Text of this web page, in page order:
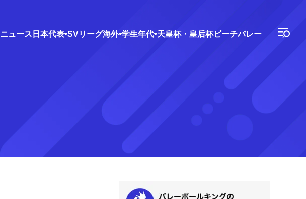
ニュース 日本代表 SVリーグ海外 学生年代 天皇杯・皇后杯ビーチバレー